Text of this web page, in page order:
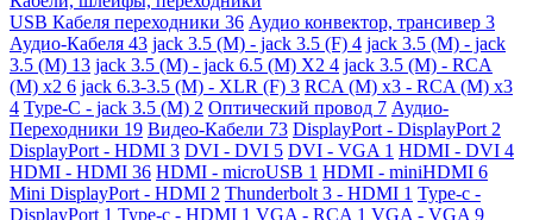
USB Кабеля переходники 36 Аудио конвектор, трансивер 3
Аудио-Кабеля 43 jack 3.5 (M) - jack 3.5 (F) 4 jack 3.5 (M) - jack
3.5 (M) 13 jack 3.5 (M) - jack 6.5 (M) X2 4 jack 3.5 (M) - RCA
(M) x2 6 jack 6.3-3.5 (M) - XLR (F) 3 RCA (M) x3 - RCA (M) x3
4 Type-C - jack 3.5 (M) 2 Оптический провод 7 Аудио-
Переходники 19 Видео-Кабели 73 DisplayPort - DisplayPort 2
DisplayPort - HDMI 3 DVI - DVI 5 DVI - VGA 1 HDMI - DVI 4
HDMI - HDMI 36 HDMI - microUSB 1 HDMI - miniHDMI 6
Mini DisplayPort - HDMI 2 Thunderbolt 3 - HDMI 1 Type-c -
DisplayPort 1 Type-c - HDMI 1 VGA - RCA 1 VGA - VGA 9